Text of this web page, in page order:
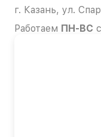
г. Казань, ул.
Работаем ПН-ВС с